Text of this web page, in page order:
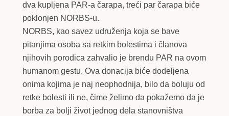
dva kupljena PAR-a čarapa, treći par čarapa biće
poklonjen NORBS-u.
NORBS, kao savez udruženja koja se bave
pitanjima osoba sa retkim bolestima i članova
njihovih porodica zahvalio je brendu PAR na ovom
humanom gestu. Ova donacija biće dodeljena
onima kojima je naj neophodnija, bilo da boluju od
retke bolesti ili ne, čime želimo da pokažemo da je
borba za bolji život jednog dela stanovništva